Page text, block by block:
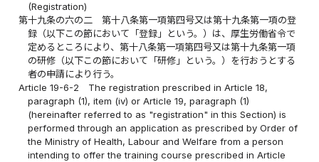
(Registration)
第十九条の六の二
第十八条第一項第四号又は第十九条第一項の登
録（以下この節において「登録」という。）は、厚生労働省令で
定めるところにより、第十八条第一項第四号又は第十九条第一項
の研修（以下この節において「研修」という。）を行おうとする
者の申請により行う。
Article 19-6-2
The registration prescribed in Article 18,
paragraph (1), item (iv) or Article 19, paragraph (1)
(hereinafter referred to as "registration" in this Section) is
performed through an application as prescribed by Order of
the Ministry of Health, Labour and Welfare from a person
intending to offer the training course prescribed in Article